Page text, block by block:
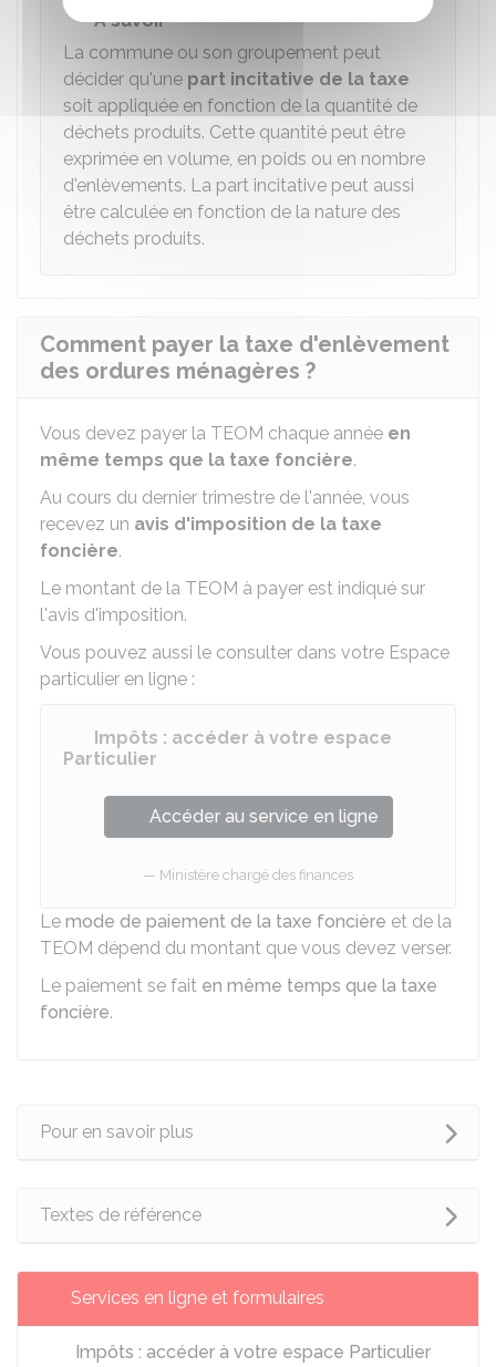
À savoir
La commune ou son groupement peut
décider qu'une part incitative de la taxe
soit appliquée en fonction de la quantité de
déchets produits. Cette quantité peut être
exprimée en volume, en poids ou en nombre
d'enlèvements. La part incitative peut aussi
être calculée en fonction de la nature des
déchets produits.
Comment payer la taxe d'enlèvement
des ordures ménagères ?
Vous devez payer la TEOM chaque année en
même temps que la taxe foncière.
Au cours du dernier trimestre de l'année, vous
recevez un avis d'imposition de la taxe
foncière.
Le montant de la TEOM à payer est indiqué sur
l'avis d'imposition.
Vous pouvez aussi le consulter dans votre Espace
particulier en ligne :
Impôts : accéder à votre espace
Particulier
Accéder au service en ligne
Ministère chargé des finances
Le mode de paiement de la taxe foncière et de la
TEOM dépend du montant que vous devez verser.
Le paiement se fait en même temps que la taxe
foncière.
Pour en savoir plus
Textes de référence
Services en ligne et formulaires
Impôts : accéder à votre espace Particulier